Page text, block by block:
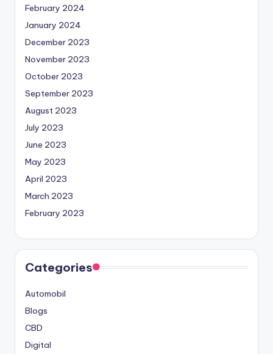
February 2024
January 2024
December 2023
November 2023
October 2023
September 2023
August 2023
July 2023
June 2023
May 2023
April 2023
March 2023
February 2023
Categories
Automobil
Blogs
CBD
Digital